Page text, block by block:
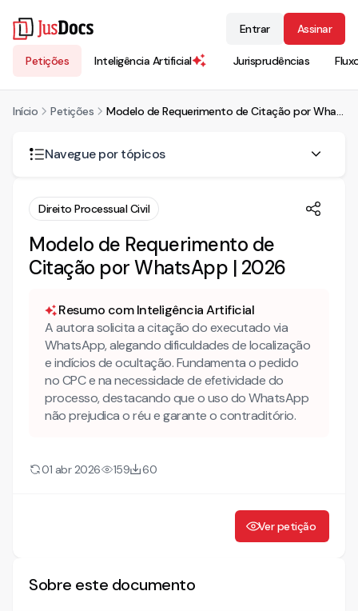
Petições Inteligência Artificial Jurisprudências
Entrar Assinar
Início Petições Modelo de Requerimento de Citação por WhatsApp | 2026
Navegue por tópicos
É possível citação por WhatsApp no processo civil?
Quais requisitos fortalecem o pedido de citação por
WhatsApp?
Quando a jurisprudência admite a citação por
WhatsApp?
Mais conteúdo jurídico
Conheça também nossa INTELIGÊNCIA ARTIFICIAL!
Direito Processual Civil
Modelo de Requerimento de
Citação por WhatsApp | 2026
Resumo com Inteligência Artificial
A autora solicita a citação do executado via
WhatsApp, alegando dificuldades de localização
e indícios de ocultação. Fundamenta o pedido
no CPC e na necessidade de efetividade do
processo, destacando que o uso do WhatsApp
não prejudica o réu e garante o contraditório.
01 abr 2026 159 60
Ver petição
Sobre este documento